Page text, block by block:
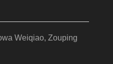
Weiqiao, Zouping